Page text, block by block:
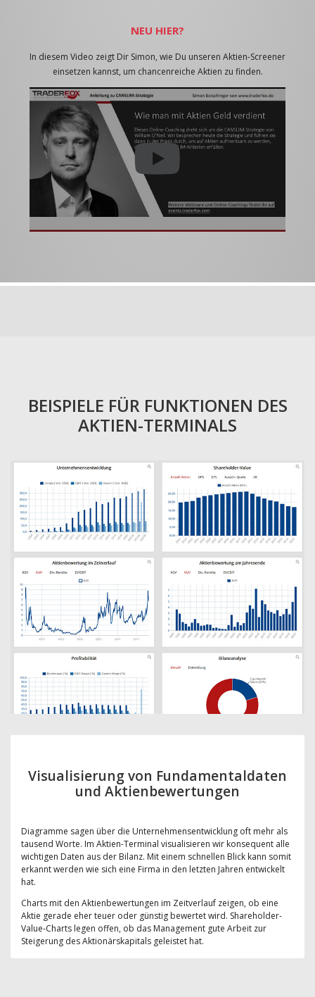
NEU HIER?
In diesem Video zeigt Dir Simon, wie Du unseren Aktien-Screener
einsetzen kannst, um chancenreiche Aktien zu finden.
BEISPIELE FÜR FUNKTIONEN DES
AKTIEN-TERMINALS
Visualisierung von Fundamentaldaten
und Aktienbewertungen
Diagramme sagen über die Unternehmensentwicklung oft mehr als
tausend Worte. Im Aktien-Terminal visualisieren wir konsequent alle
wichtigen Daten aus der Bilanz. Mit einem schnellen Blick kann somit
erkannt werden wie sich eine Firma in den letzten Jahren entwickelt
hat.
Charts mit den Aktienbewertungen im Zeitverlauf zeigen, ob eine
Aktie gerade eher teuer oder günstig bewertet wird. Shareholder-
Value-Charts legen offen, ob das Management gute Arbeit zur
Steigerung des Aktionärskapitals geleistet hat.